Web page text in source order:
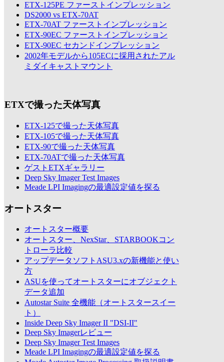
ETX-125PE ファーストインプレッション
DS2000 vs ETX-70AT
ETX-70AT ファーストインプレッション
ETX-90EC ファーストインプレッション
ETX-90EC セカンドインプレッション
2002年モデルから105ECに採用されたアル
ミダイキャストマウント
ETXで撮った天体写真
ETX-125で撮った天体写真
ETX-105で撮った天体写真
ETX-90で撮った天体写真
ETX-70ATで撮った天体写真
ゲストETXギャラリー
Deep Sky Imager Test Images
Meade LPI Imagingの最適設定値を探る
オートスター
オートスター概要
オートスター、NexStar、STARBOOKコン
トローラ比較
アップデータソフトASU3.xの新機能と使い
方
ASUを使ってオートスターにオブジェクト
データ追加
Autostar Suite 全機能（オートスタースイー
ト）
Inside Deep Sky Imager II "DSI-II"
Deep Sky Imagerレビュー
Deep Sky Imager Test Images
Meade LPI Imagingの最適設定値を探る